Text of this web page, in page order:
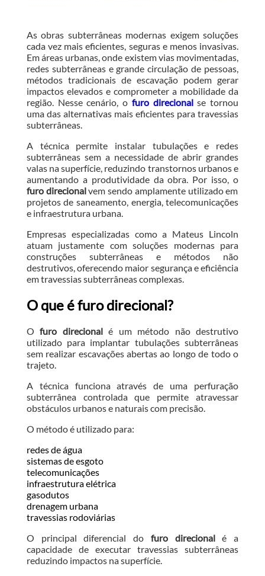
As obras subterrâneas modernas exigem soluções
cada vez mais eficientes, seguras e menos invasivas.
Em áreas urbanas, onde existem vias movimentadas,
redes subterrâneas e grande circulação de pessoas,
métodos tradicionais de escavação podem gerar
impactos elevados e comprometer a mobilidade da
região. Nesse cenário, o furo direcionalse tornou
uma das alternativas mais eficientes para travessias
subterrâneas.
A técnica permite instalar tubulações e redes
subterrâneas sem a necessidade de abrir grandes
valas na superfície, reduzindo transtornos urbanos e
aumentando a produtividade da obra. Por isso, o
furo direcionalvem sendo amplamente utilizado em
projetos de saneamento, energia, telecomunicações
e infraestrutura urbana.
Empresas especializadas como a Mateus Lincoln
atuam justamente com soluções modernas para
construções subterrâneas e métodos não
destrutivos, oferecendo maior segurança e eficiência
em travessias subterrâneas complexas.
O que é furo direcional?
Ofuro direcionalé um método não destrutivo
utilizado para implantar tubulações subterrâneas
sem realizar escavações abertas ao longo de todo o
trajeto.
A técnica funciona através de uma perfuração
subterrânea controlada que permite atravessar
obstáculos urbanos e naturais com precisão.
O método é utilizado para:
redes de água
sistemas de esgoto
telecomunicações
infraestrutura elétrica
gasodutos
drenagem urbana
travessias rodoviárias
O principal diferencial do furo direcionalé a
capacidade de executar travessias subterrâneas
reduzindo impactos na superfície.